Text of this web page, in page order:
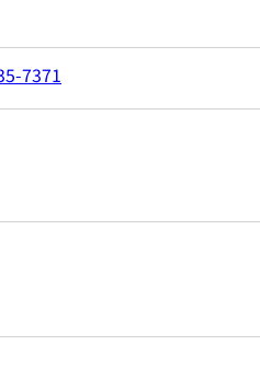
7371